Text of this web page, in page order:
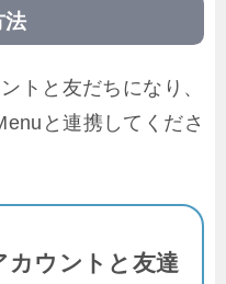
法
トと友だちになり、
と連携してくださ
カウントと友達